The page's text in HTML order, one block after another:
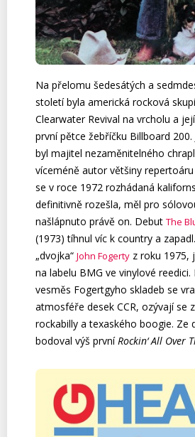
Na přelomu šedesátých a
století byla americká rocková
Clearwater Revival na vrcholu a
první pětce žebříčku Billboard
byl majitel nezaměnitelného
víceméně autor většiny repertoáru
se v roce 1972 rozhádaná
definitivně rozešla, měl pro
našlápnuto právě on. Debut The
(1973) tíhnul víc k country a
„dvojka“ John Fogerty z roku 1975,
na labelu BMG ve vinylové reedici.
vesměs Fogertgyho skladeb se
atmosféře desek CCR, ozývají se
rockabilly a texaského boogie. Ze
bodoval výš prvníRockin‘ All Over